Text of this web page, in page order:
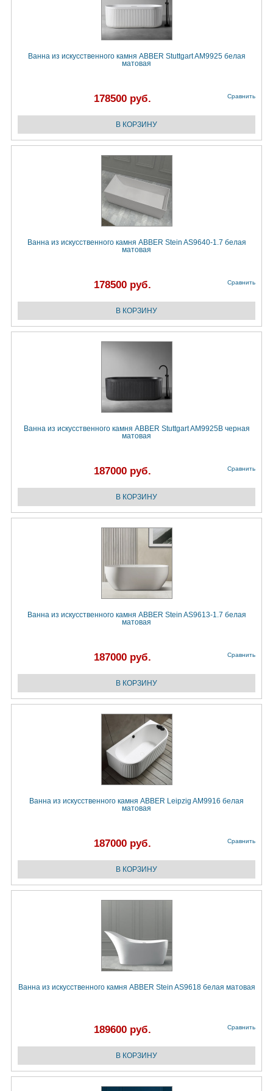
Ванна из искусственного камня ABBER Stuttgart AM9925 белая
матовая
178500 руб. Сравнить
Ванна из искусственного камня ABBER Stein AS9640-1.7 белая
матовая
178500 руб. Сравнить
Ванна из искусственного камня ABBER Stuttgart AM9925B черная
матовая
187000 руб. Сравнить
Ванна из искусственного камня ABBER Stein AS9613-1.7 белая
матовая
187000 руб. Сравнить
Ванна из искусственного камня ABBER Leipzig AM9916 белая
матовая
187000 руб. Сравнить
Ванна из искусственного камня ABBER Stein AS9618 белая матовая
189600 руб. Сравнить